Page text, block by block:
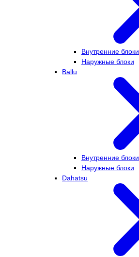
Внутренние блоки
Наружные блоки
Ballu
Внутренние блоки
Наружные блоки
Dahatsu